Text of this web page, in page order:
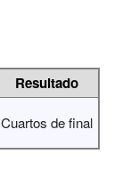
Resultado
Cuartos de final